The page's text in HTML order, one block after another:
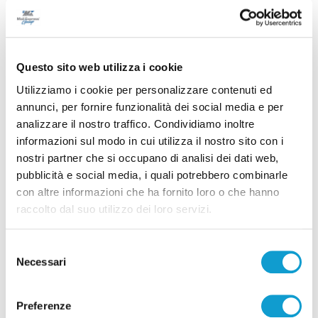
Questo sito web utilizza i cookie
Utilizziamo i cookie per personalizzare contenuti ed
annunci, per fornire funzionalità dei social media e per
analizzare il nostro traffico. Condividiamo inoltre
informazioni sul modo in cui utilizza il nostro sito con i
nostri partner che si occupano di analisi dei dati web,
pubblicità e social media, i quali potrebbero combinarle
con altre informazioni che ha fornito loro o che hanno
raccolto dal suo utilizzo dei loro servizi.
delNecessari
Preferenze
Ancona - Biondi: "Sui dimensionamenti
scolastici applicati i criteri"
19/01/2025